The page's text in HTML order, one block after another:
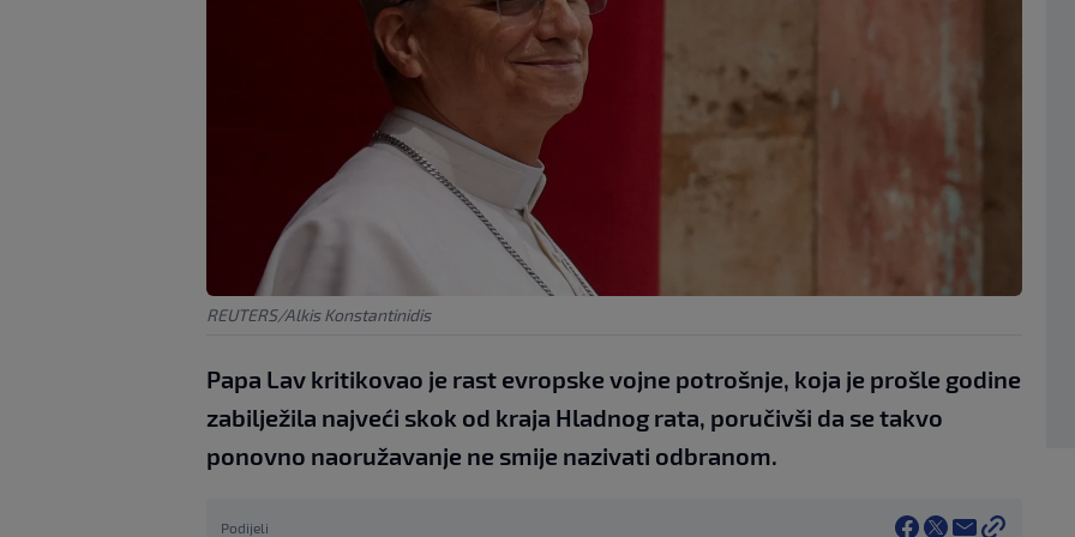
REUTERS/Alkis Konstantinidis
Papa Lav kritikovao je rast evropske vojne potrošnje, koja je prošle godine
zabilježila najveći skok od kraja Hladnog rata, poručivši da se takvo
ponovno naoružavanje ne smije nazivati odbranom.
Podijeli